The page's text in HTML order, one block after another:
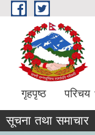
Skip to main content
गृहपृष्ठ परिचय
सूचना तथा समाचार